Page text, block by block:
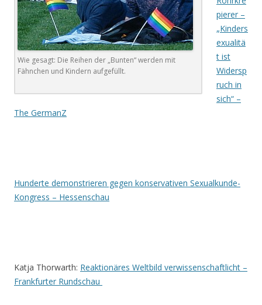
Wie gesagt: Die Reihen der „Bunten“ werden mit
Fähnchen und Kindern aufgefüllt.
pierer –
„Kinders
exualitä
t ist
Widersp
ruch in
sich“ –
The GermanZ
Hunderte demonstrieren gegen konservativen Sexualkunde-
Kongress – Hessenschau
Katja Thorwarth: Reaktionäres Weltbild verwissenschaftlicht –
Frankfurter Rundschau